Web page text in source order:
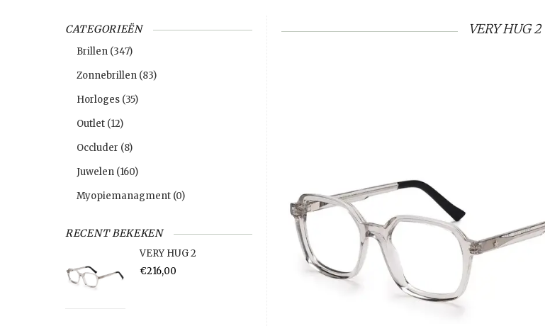
CATEGORIEËN
Brillen (347)
Zonnebrillen (83)
Horloges (35)
Outlet (12)
Occluder (8)
Juwelen (160)
Myopiemanagment (0)
RECENT BEKEKEN
VERY HUG 2
€216,00
VERY HUG 2